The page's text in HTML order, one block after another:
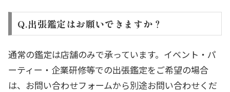
Q.出張鑑定はお願いできますか？
通常の鑑定は店舗のみで承っています。イベント・パ
ーティー・企業研修等での出張鑑定をご希望の場合
は、お問い合わせフォームから別途お問い合わせくだ